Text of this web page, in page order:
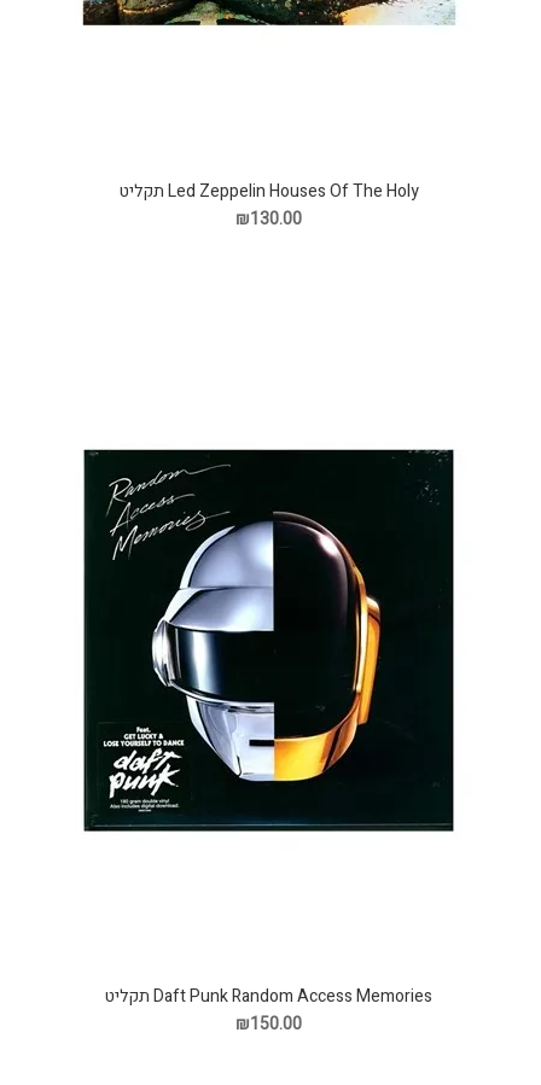
Led Zeppelin Houses Of The Holy תקליט
₪130.00
Daft Punk Random Access Memories תקליט
₪150.00